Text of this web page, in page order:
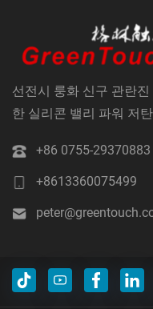
선전시 룽화 신구 관란
한 실리콘 밸리 파워 저
+86 0755-29370883
+8613360075499